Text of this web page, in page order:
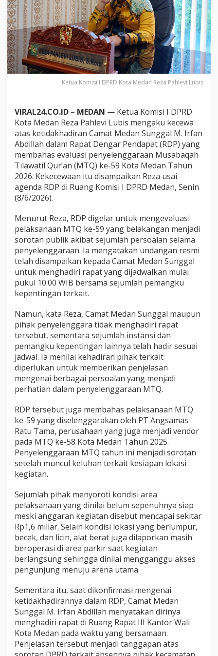
K
e
c
e
w
a
C
a
m
a
g
g
a
M
a
n
g
r
d
a
r
i
D
P
E
v
u
a
s
i
M
T
Q
Ketua Komisi I DPRD Kota Medan Reza Pahlevi Lubis
VIRAL24.CO.ID – MEDAN — Ketua Komisi I DPRD
Kota Medan Reza Pahlevi Lubis mengaku kecewa
atas ketidakhadiran Camat Medan Sunggal M. Irfan
Abdillah dalam Rapat Dengar Pendapat (RDP) yang
membahas evaluasi penyelenggaraan Musabaqah
Tilawatil Qur’an (MTQ) ke-59 Kota Medan Tahun
2026. Kekecewaan itu disampaikan Reza usai
agenda RDP di Ruang Komisi I DPRD Medan, Senin
(8/6/2026).
Menurut Reza, RDP digelar untuk mengevaluasi
pelaksanaan MTQ ke-59 yang belakangan menjadi
sorotan publik akibat sejumlah persoalan selama
penyelenggaraan. Ia mengatakan undangan resmi
telah disampaikan kepada Camat Medan Sunggal
untuk menghadiri rapat yang dijadwalkan mulai
pukul 10.00 WIB bersama sejumlah pemangku
kepentingan terkait.
Namun, kata Reza, Camat Medan Sunggal maupun
pihak penyelenggara tidak menghadiri rapat
tersebut, sementara sejumlah instansi dan
pemangku kepentingan lainnya telah hadir sesuai
jadwal. Ia menilai kehadiran pihak terkait
diperlukan untuk memberikan penjelasan
mengenai berbagai persoalan yang menjadi
perhatian dalam penyelenggaraan MTQ.
RDP tersebut juga membahas pelaksanaan MTQ
ke-59 yang diselenggarakan oleh PT Angsamas
Ratu Tama, perusahaan yang juga menjadi vendor
pada MTQ ke-58 Kota Medan Tahun 2025.
Penyelenggaraan MTQ tahun ini menjadi sorotan
setelah muncul keluhan terkait kesiapan lokasi
kegiatan.
Sejumlah pihak menyoroti kondisi area
pelaksanaan yang dinilai belum sepenuhnya siap
meski anggaran kegiatan disebut mencapai sekitar
Rp1,6 miliar. Selain kondisi lokasi yang berlumpur,
becek, dan licin, alat berat juga dilaporkan masih
beroperasi di area parkir saat kegiatan
berlangsung sehingga dinilai mengganggu akses
pengunjung menuju arena utama.
Sementara itu, saat dikonfirmasi mengenai
ketidakhadirannya dalam RDP, Camat Medan
Sunggal M. Irfan Abdillah menyatakan dirinya
menghadiri rapat di Ruang Rapat III Kantor Wali
Kota Medan pada waktu yang bersamaan.
Penjelasan tersebut menjadi tanggapan atas